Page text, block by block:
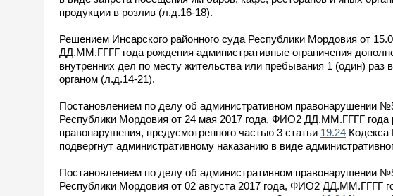
продукции в розлив (л.д.16-18).
Решением Инсарского районного суда Республики Мордовия от
ДД.ММ.ГГГГ года рождения административные ограничения
внутренних дел по месту жительства или пребывания 1 (один)
органом (л.д.14-21).
Постановлением по делу об административном правонарушении
Республики Мордовия от 24 мая 2017 года, ФИО2 ДД.ММ.ГГГГ года
правонарушения, предусмотренного частью 3 статьи 19.24 Кодекса
подвергнут административному наказанию в виде
Постановлением по делу об административном правонарушении
Республики Мордовия от 02 августа 2017 года, ФИО2 ДД.ММ.ГГГГ